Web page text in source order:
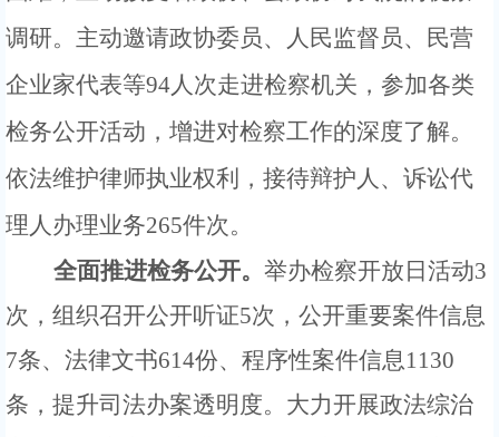
调研。主动邀请政协委员、人民监督员、民营
企业家代表等94人次走进检察机关，参加各类
检务公开活动，增进对检察工作的深度了解。
依法维护律师执业权利， 接待辩护人、诉讼代
理人办理业务265件次。
全面推进检务公开。 举办检察开放日活动3
次 ，组织召开公开听证5次， 公开重要案件信息
7条、法律文书614份、程序性案件信息1130
条， 提升司法办案透明度。 大力开展政法综治